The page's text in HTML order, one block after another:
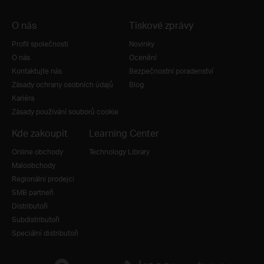
O nás
Profil společnosti
O nás
Kontaktujte nás
Zásady ochrany osobních údajů
Kariéra
Zásady používání souborů cookie
Tiskové zprávy
Novinky
Ocenění
Bezpečnostní poradenství
Blog
Kde zakoupit
Online obchody
Maloobchody
Regionální prodejci
SMB partneři
Distributoři
Subdistributoři
Speciální distributoři
Learning Center
Technology Library